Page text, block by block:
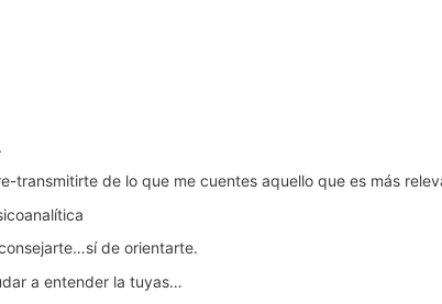
transmitirte de lo que me cuentes aquello que es más
de orientarte.
a entender la tuyas…